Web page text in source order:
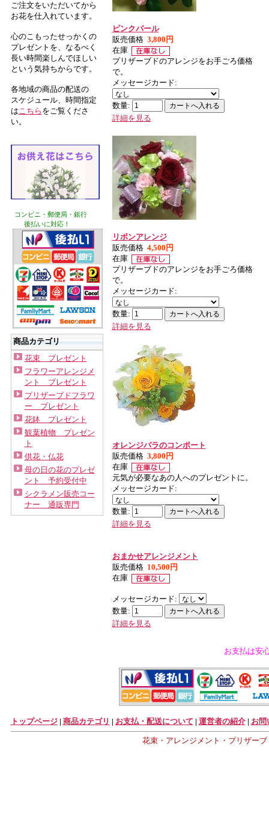
ご注文をいただいてから
お花を仕入れています。
心のこもったせっかくの
プレゼントを、なるべく
長い時間楽しんでほしい
という気持ちからです。
各地域の商品の配送の
スケジュール、時間指定
はこちら をご覧くださ
い。
コンビニ・郵便局・銀行
後払いに対応！
商品カテゴリ
花束 プレゼント
フラワーアレンジメ
ント プレゼント
プリザーブドフラワ
ー プレゼント
花鉢 プレゼント
観葉植物 プレゼン
ト
供花・仏花
母の日の花のプレゼ
ント 予約受付中
シクラメン販売コー
ナー 通販専門
ピンクパール
販売価格 3,800円
在庫
プリザーブドのアレンジをお手ごろ価格
で。
メッセージカード:
数量:
詳細を見る
リボンアレンジ
販売価格 4,500円
在庫
プリザーブドのアレンジをお手ごろ価格
で。
メッセージカード:
数量:
詳細を見る
オレンジバラのコンポート
販売価格 3,800円
在庫
元気が必要なあの人へのプレゼントに。
メッセージカード:
数量:
詳細を見る
おまかせアレンジメント
販売価格 10,500円
在庫
メッセージカード:
数量:
詳細を見る
お支払は安
トップページ| 商品カテゴリ | お支払・配送について | 運営者の紹介| お問
花束・アレンジメント・プリザー